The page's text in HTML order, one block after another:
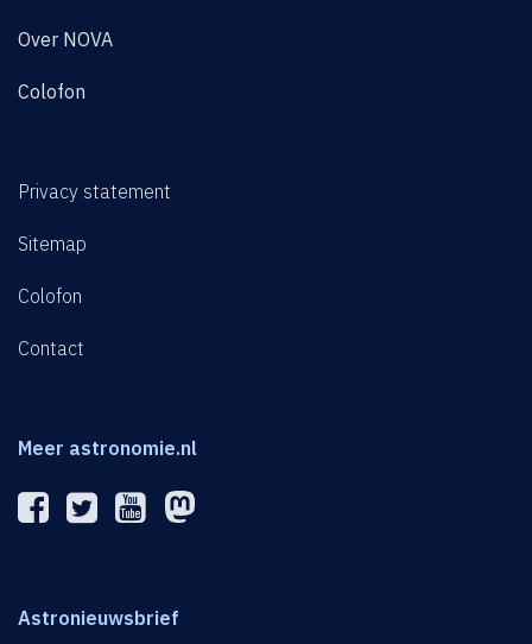
Over NOVA
Colofon
Privacy statement
Sitemap
Colofon
Contact
Meer astronomie.nl
Astronieuwsbrief